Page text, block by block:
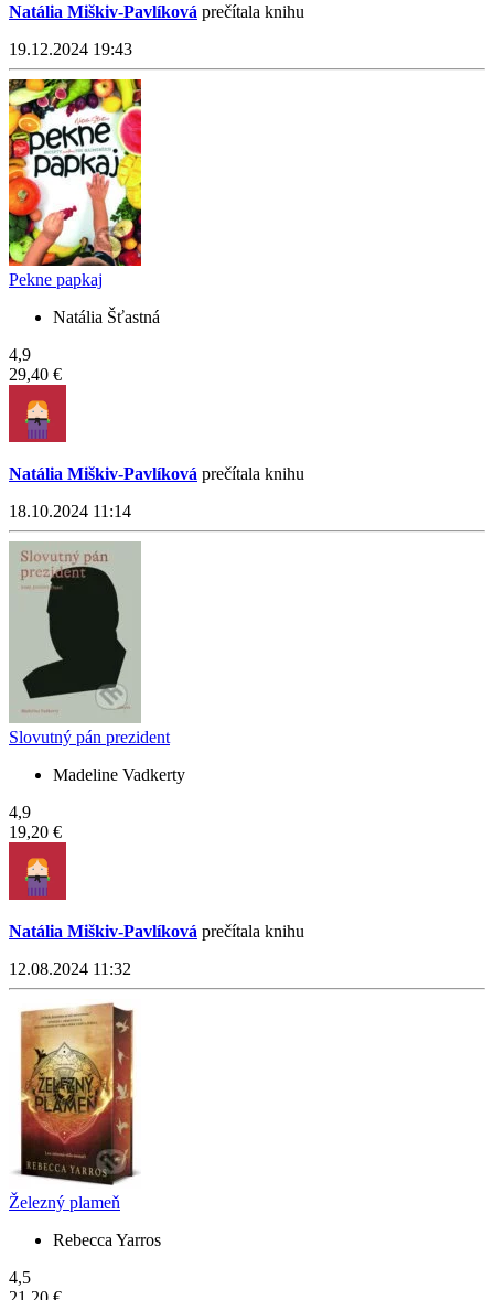
Natália Miškiv-Pavlíková prečítala knihu
19.12.2024 19:43
Pekne papkaj
Natália Šťastná
4,9
29,40 €
Natália Miškiv-Pavlíková prečítala knihu
18.10.2024 11:14
Slovutný pán prezident
Madeline Vadkerty
4,9
19,20 €
Natália Miškiv-Pavlíková prečítala knihu
12.08.2024 11:32
Železný plameň
Rebecca Yarros
4,5